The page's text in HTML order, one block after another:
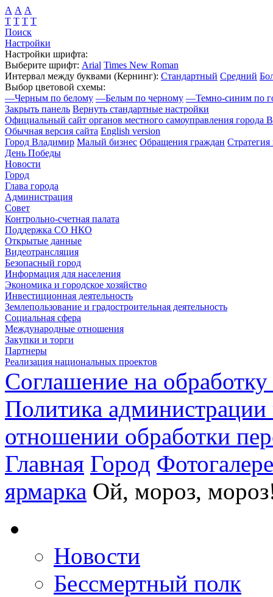
А А А
Т Т Т Т
Поиск
Настройки
Настройки шрифта:
Выберите шрифт: Arial Times New Roman
Интервал между буквами (Кернинг): Стандартный Средний
Выбор цветовой схемы:
—Черным по белому —Белым по черному —Темно-синим по
Закрыть панель Вернуть стандартные настройки
Официальный сайт органов местного самоуправления города
Обычная версия сайта English version
Город Владимир Малый бизнес Обращения граждан Стратегия
День Победы
Новости
Город
Глава города
Администрация
Совет
Контрольно-счетная палата
Поддержка СО НКО
Открытые данные
Видеотрансляция
Безопасный город
Информация для населения
Экономика и городское хозяйство
Инвестиционная деятельность
Землепользование и градостроительная деятельность
Социальная сфера
Международные отношения
Закупки и торги
Партнеры
Реализация национальных проектов
Соглашение на
Политика
отношении обработки
Главная Город
ярмарка Ой, мороз,
Новости
Бессмертный полк